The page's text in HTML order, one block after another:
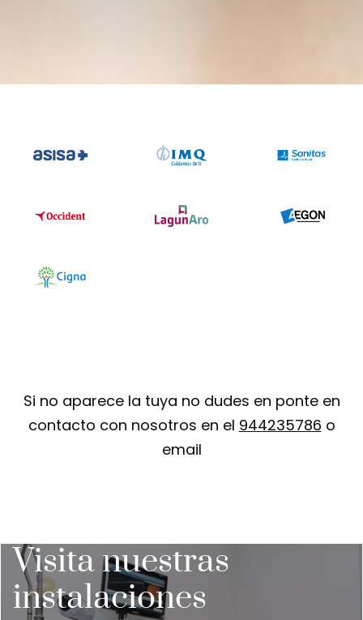
Si no aparece la tuya no dudes en ponte en
contacto con nosotros en el 944235786 o
email
Visita nuestras
instalaciones